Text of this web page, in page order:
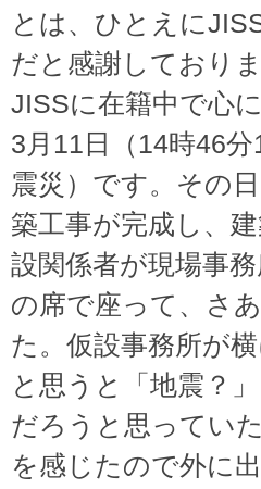
とは、ひとえに
だと感謝しておりま
JISSに在籍中で心
3月11日（14時46
震災）です。その
築工事が完成し、
設関係者が現場事
の席で座って、さ
た。仮設事務所が
と思うと「地震？
だろうと思ってい
を感じたので外に